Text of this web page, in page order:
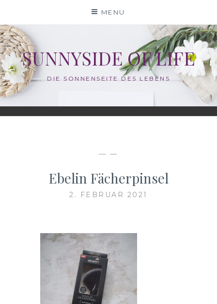
content
MENU
SUNNYSIDE OF LIFE
DIE SONNENSEITE DES LEBENS
— —
Ebelin Fächerpinsel
2. FEBRUAR 2021